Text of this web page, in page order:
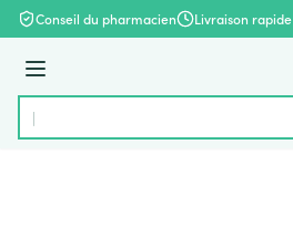
Aller au contenu
Conseil du pharmacien Livraison rapide
Menu
Rechercher